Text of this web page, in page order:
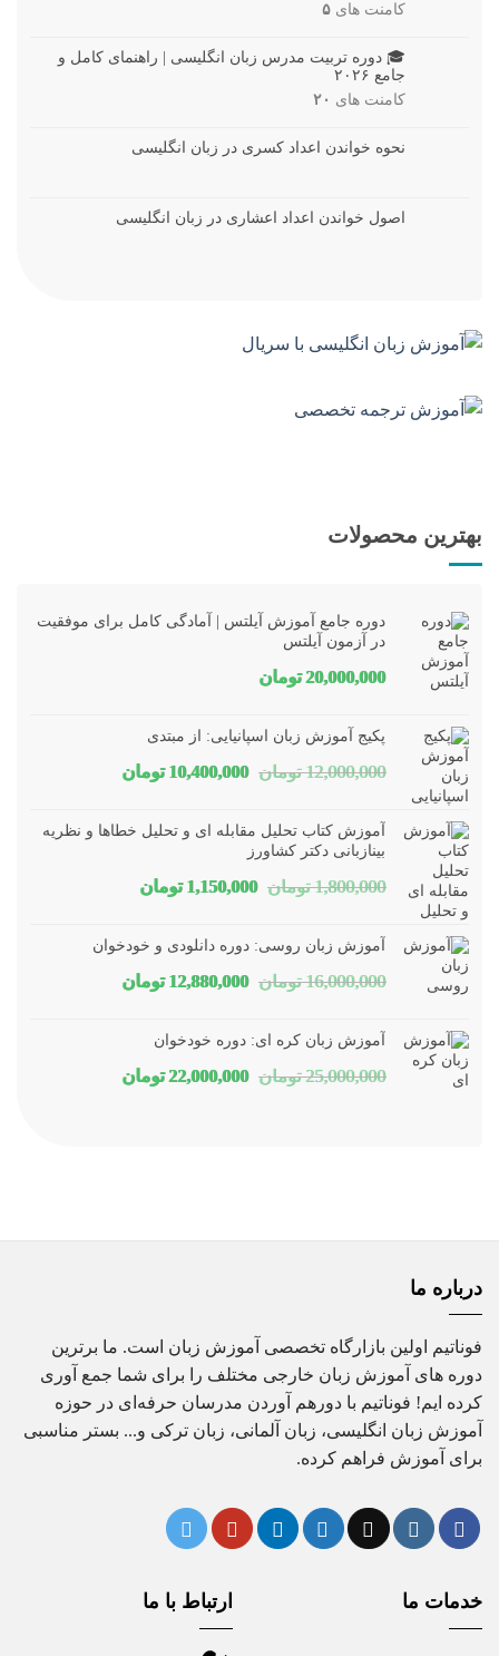
کامنت های ۵
🎓 دوره تربیت مدرس زبان انگلیسی | راهنمای کامل و
جامع ۲۰۲۶
کامنت های ۲۰
نحوه خواندن اعداد کسری در زبان انگلیسی
اصول خواندن اعداد اعشاری در زبان انگلیسی
بهترین محصولات
دوره جامع آموزش آیلتس | آمادگی کامل برای موفقیت
در آزمون آیلتس
20,000,000 تومان
پکیج آموزش زبان اسپانیایی: از مبتدی
12,000,000 تومان قیمت
بود.
10,400,000 تومانقیمت
آموزش کتاب تحلیل مقابله ای و تحلیل خطاها و نظریه
بینازبانی دکتر کشاورز
1,800,000 تومان قیمت
1,150,000 تومانقیمت
آموزش زبان روسی: دوره دانلودی و خودخوان
16,000,000 تومان قیمت
12,880,000 تومانقیمت
آموزش زبان کره ای: دوره خودخوان
25,000,000 تومان قیمت
22,000,000 تومانقیمت
درباره ما
فوناتیم اولین بازارگاه تخصصی آموزش زبان است. ما برترین
دوره های آموزش زبان خارجی مختلف را برای شما جمع آوری
کرده ایم! فوناتیم با دورهم آوردن مدرسان حرفه‌ای در حوزه
آموزش زبان انگلیسی، زبان آلمانی، زبان ترکی و... بستر مناسبی
برای آموزش فراهم کرده.
خدمات ما ارتباط با ما